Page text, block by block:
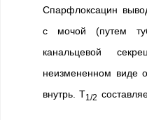
Спарфлоксацин
с мочой (путем
канальцевой
неизмененном виде
внутрь. T1/2